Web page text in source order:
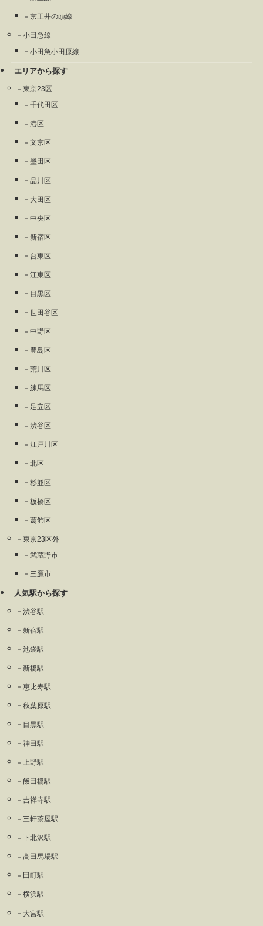
京王井の頭線
小田急線
小田急小田原線
エリアから探す
東京23区
千代田区
港区
文京区
墨田区
品川区
大田区
中央区
新宿区
台東区
江東区
目黒区
世田谷区
中野区
豊島区
荒川区
練馬区
足立区
渋谷区
江戸川区
北区
杉並区
板橋区
葛飾区
東京23区外
武蔵野市
三鷹市
人気駅から探す
渋谷駅
新宿駅
池袋駅
新橋駅
恵比寿駅
秋葉原駅
目黒駅
神田駅
上野駅
飯田橋駅
吉祥寺駅
三軒茶屋駅
下北沢駅
高田馬場駅
田町駅
横浜駅
大宮駅